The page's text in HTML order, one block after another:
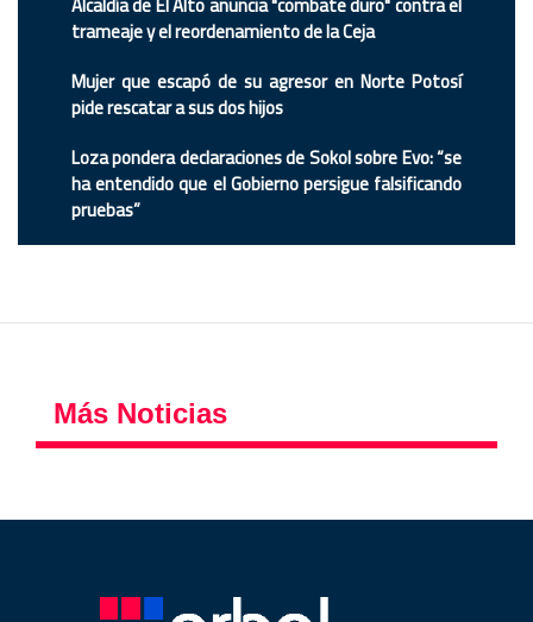
trameaje y el reordenamiento de la Ceja
Mujer que escapó de su agresor en Norte Potosí
pide rescatar a sus dos hijos
Loza pondera declaraciones de Sokol sobre Evo: “se
ha entendido que el Gobierno persigue falsificando
pruebas”
Más Noticias